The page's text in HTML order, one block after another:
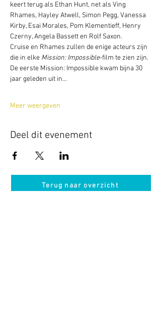
keert terug als Ethan Hunt, net als Ving
Rhames, Hayley Atwell, Simon Pegg, Vanessa
Kirby, Esai Morales, Pom Klementieff, Henry
Czerny, Angela Bassett en Rolf Saxon.
Cruise en Rhames zullen de enige acteurs zijn
die in elke Mission: Impossible-film te zien zijn.
De eerste Mission: Impossible kwam bijna 30
jaar geleden uit in…
Meer weergeven
Deel dit evenement
Terug naar overzicht